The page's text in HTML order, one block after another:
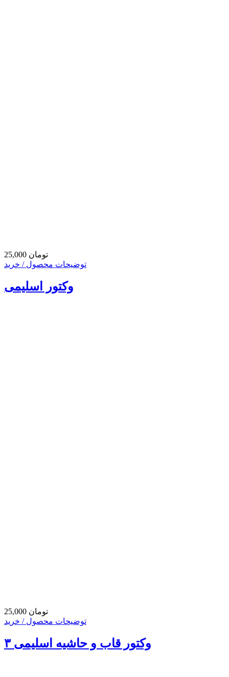
25,000 تومان
توضیحات محصول / خرید
وکتور اسلیمی
25,000 تومان
توضیحات محصول / خرید
وکتور قاب و حاشیه اسلیمی ۳